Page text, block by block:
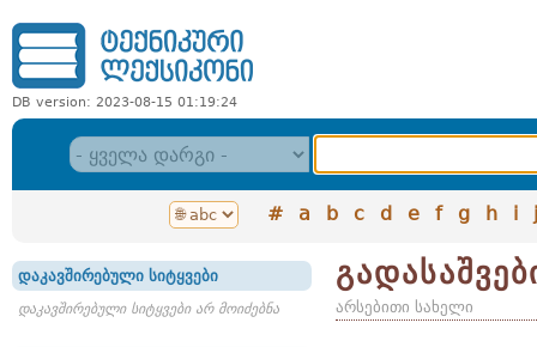
DB version: 2023-08-15 01:19:24
# a b c d e f g h i j
დაკავშირებული სიტყვები
დაკავშირებული სიტყვები არ მოიძებნა არსებითი სახელი